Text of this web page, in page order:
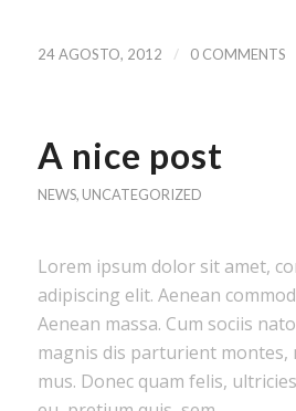
24 AGOSTO, 2012 / 0 COMMENTS
A nice post
NEWS, UNCATEGORIZED
Lorem ipsum dolor sit amet,
adipiscing elit. Aenean
Aenean massa. Cum sociis
magnis dis parturient montes,
mus. Donec quam felis,